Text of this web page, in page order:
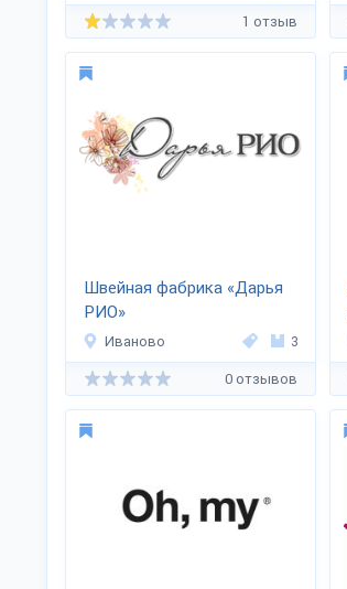
1 отзыв
Швейная фабрика «Дарья
РИО»
Иваново 3
0 отзывов